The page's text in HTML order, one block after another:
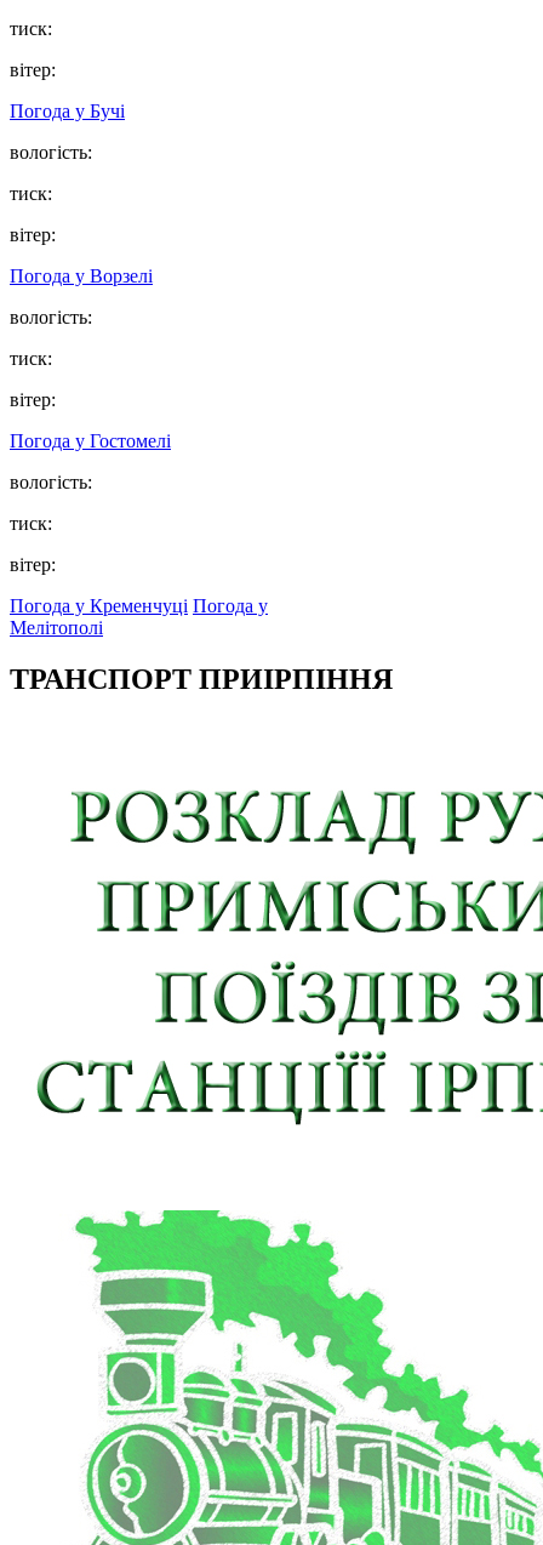
тиск:
вітер:
Погода у Бучі
вологість:
тиск:
вітер:
Погода у Ворзелі
вологість:
тиск:
вітер:
Погода у Гостомелі
вологість:
тиск:
вітер:
Погода у Кременчуці Погода у
Мелітополі
ТРАНСПОРТ ПРИІРПІННЯ